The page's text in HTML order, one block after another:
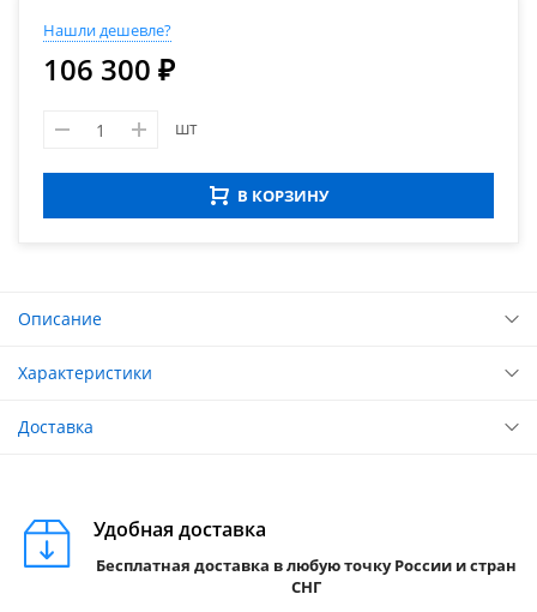
Нашли дешевле?
106 300 ₽
шт
В КОРЗИНУ
Описание
Характеристики
Доставка
Удобная доставка
Бесплатная доставка в любую точку России и стран
СНГ